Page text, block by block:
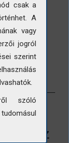
Türr
csak a
A
vagy
jogról
szerint
szóló